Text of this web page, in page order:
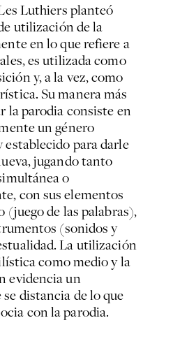
Luthiers planteó
utilización de la
en lo que refiere a
es utilizada como
y, a la vez, como
Su manera más
la parodia consiste en
un género
para darle
jugando tanto
o
con sus elementos
de las palabras),
(sonidos y
La utilización
como medio y la
evidencia un
distancia de lo que
con la parodia.